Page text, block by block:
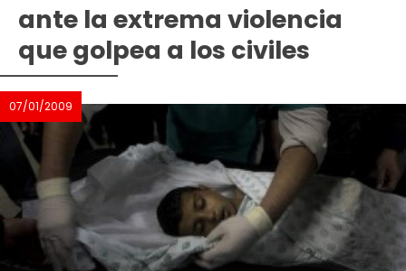
ante la extrema violencia
que golpea a los civiles
07/01/2009